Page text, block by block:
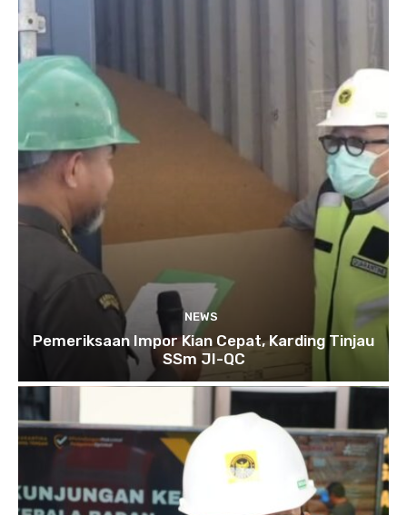
NEWS
Pemeriksaan Impor Kian Cepat, Karding Tinjau
SSm JI-QC